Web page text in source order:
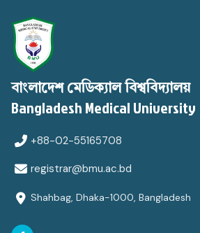
বাংলাদেশ মেডিক্যাল বিশ্ববিদ্যালয়
Bangladesh Medical University
+88-02-55165708
registrar@bmu.ac.bd
Shahbag, Dhaka-1000, Bangladesh